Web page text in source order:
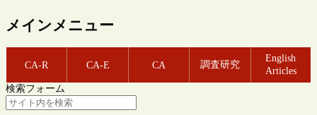
メインメニュー
CA-R CA-E CA 調査研究
English
Articles
検索フォーム